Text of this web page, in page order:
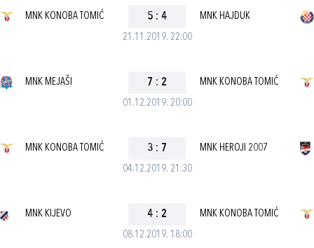
21.11.2019. 22:00
MNK KONOBA TOMIĆ 5 : 4 MNK HAJDUK
01.12.2019. 20:00
MNK MEJAŠI 7 : 2 MNK KONOBA TOMIĆ
04.12.2019. 21:30
MNK KONOBA TOMIĆ 3 : 7 MNK HEROJI 2007
08.12.2019. 18:00
MNK KIJEVO 4 : 2 MNK KONOBA TOMIĆ